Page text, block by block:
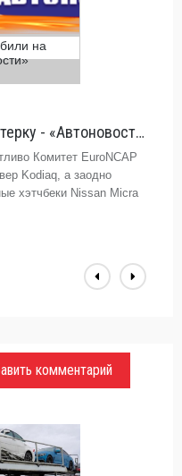
Skoda Kodiaq разбили на пятерку - «Автоновости»
Комитет EuroNCAP
Kodiaq, а заодно
хэтчбеки Nissan Micra
удар в челюсть и в бок
комментарий